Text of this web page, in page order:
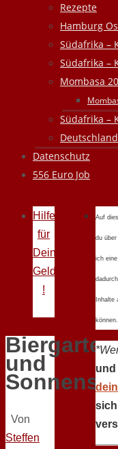
Rezepte
Hamburg
Südafrika –
Südafrika –
Mombasa
Südafrika –
Datenschutz
556 Euro Job
Hilfe
für
Deine
Geldprobleme
!
Biergarten
und
Von
Steffen
Auf
du
ich
Inhalte
und